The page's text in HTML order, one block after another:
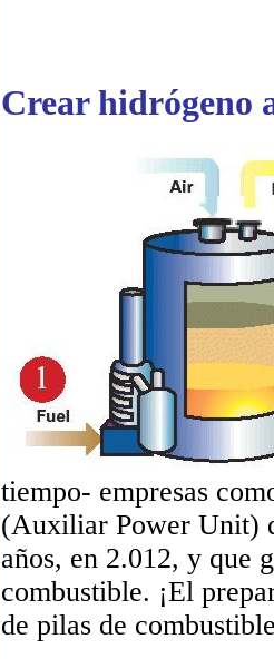
Crear hidrógeno
tiempo- empresas
(Auxiliar Power Unit)
años, en 2.012, y que
combustible. ¡El
de pilas de